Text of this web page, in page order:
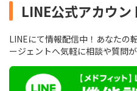
LINE公式アカウン
LINEにて情報配信中！あなたの
ージェントへ気軽に相談や質問が